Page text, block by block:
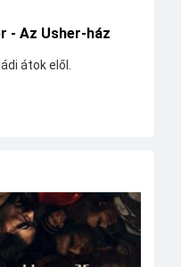
- Az Usher-ház
átok elől.